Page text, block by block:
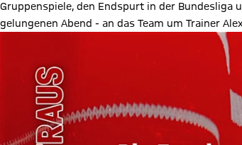
Gruppenspiele, den Endspurt in der Bundesliga
gelungenen Abend - an das Team um Trainer